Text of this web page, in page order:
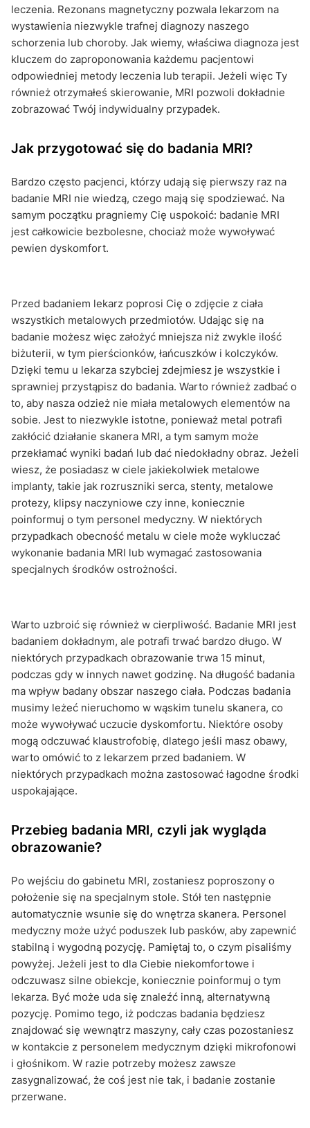
leczenia. Rezonans magnetyczny pozwala lekarzom na
wystawienia niezwykle trafnej diagnozy naszego
schorzenia lub choroby. Jak wiemy, właściwa diagnoza jest
kluczem do zaproponowania każdemu pacjentowi
odpowiedniej metody leczenia lub terapii. Jeżeli więc Ty
również otrzymałeś skierowanie, MRI pozwoli dokładnie
zobrazować Twój indywidualny przypadek.
Jak przygotować się do badania MRI?
Bardzo często pacjenci, którzy udają się pierwszy raz na
badanie MRI nie wiedzą, czego mają się spodziewać. Na
samym początku pragniemy Cię uspokoić: badanie MRI
jest całkowicie bezbolesne, chociaż może wywoływać
pewien dyskomfort.
Przed badaniem lekarz poprosi Cię o zdjęcie z ciała
wszystkich metalowych przedmiotów. Udając się na
badanie możesz więc założyć mniejsza niż zwykle ilość
biżuterii, w tym pierścionków, łańcuszków i kolczyków.
Dzięki temu u lekarza szybciej zdejmiesz je wszystkie i
sprawniej przystąpisz do badania. Warto również zadbać o
to, aby nasza odzież nie miała metalowych elementów na
sobie. Jest to niezwykle istotne, ponieważ metal potrafi
zakłócić działanie skanera MRI, a tym samym może
przekłamać wyniki badań lub dać niedokładny obraz. Jeżeli
wiesz, że posiadasz w ciele jakiekolwiek metalowe
implanty, takie jak rozruszniki serca, stenty, metalowe
protezy, klipsy naczyniowe czy inne, koniecznie
poinformuj o tym personel medyczny. W niektórych
przypadkach obecność metalu w ciele może wykluczać
wykonanie badania MRI lub wymagać zastosowania
specjalnych środków ostrożności.
Warto uzbroić się również w cierpliwość. Badanie MRI jest
badaniem dokładnym, ale potrafi trwać bardzo długo. W
niektórych przypadkach obrazowanie trwa 15 minut,
podczas gdy w innych nawet godzinę. Na długość badania
ma wpływ badany obszar naszego ciała. Podczas badania
musimy leżeć nieruchomo w wąskim tunelu skanera, co
może wywoływać uczucie dyskomfortu. Niektóre osoby
mogą odczuwać klaustrofobię, dlatego jeśli masz obawy,
warto omówić to z lekarzem przed badaniem. W
niektórych przypadkach można zastosować łagodne środki
uspokajające.
Przebieg badania MRI, czyli jak wygląda
obrazowanie?
Po wejściu do gabinetu MRI, zostaniesz poproszony o
położenie się na specjalnym stole. Stół ten następnie
automatycznie wsunie się do wnętrza skanera. Personel
medyczny może użyć poduszek lub pasków, aby zapewnić
stabilną i wygodną pozycję. Pamiętaj to, o czym pisaliśmy
powyżej. Jeżeli jest to dla Ciebie niekomfortowe i
odczuwasz silne obiekcje, koniecznie poinformuj o tym
lekarza. Być może uda się znaleźć inną, alternatywną
pozycję. Pomimo tego, iż podczas badania będziesz
znajdować się wewnątrz maszyny, cały czas pozostaniesz
w kontakcie z personelem medycznym dzięki mikrofonowi
i głośnikom. W razie potrzeby możesz zawsze
zasygnalizować, że coś jest nie tak, i badanie zostanie
przerwane.